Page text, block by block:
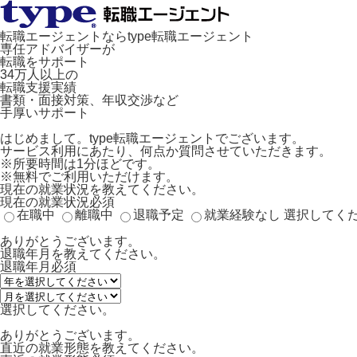
転職エージェントならtype転職エージェント
専任アドバイザーが
転職をサポート
34万人以上の
転職支援実績
書類・面接対策、年収交渉など
手厚いサポート
はじめまして。type転職エージェントでございます。
サービス利用にあたり、何点か質問させていただきます。
※所要時間は1分ほどです。
※無料でご利用いただけます。
現在の就業状況を教えてください。
現在の就業状況必須
在職中
離職中 退職予定 就業経験なし 選択してく
ありがとうございます。
退職年月を教えてください。
退職年月 必須
選択してください。
ありがとうございます。
直近の就業形態を教えてください。